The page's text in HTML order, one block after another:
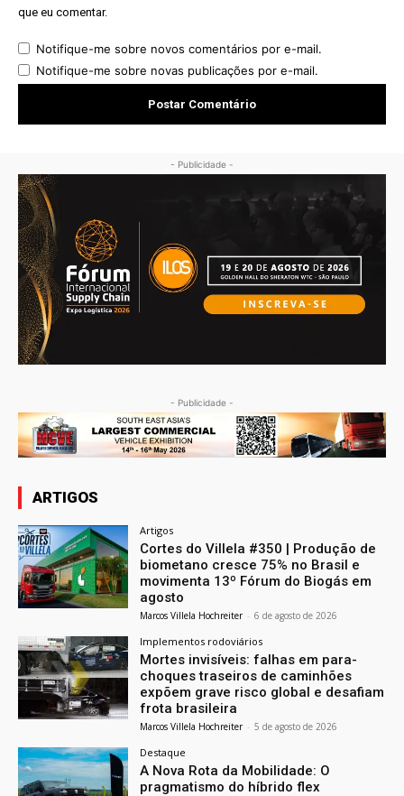
que eu comentar.
Notifique-me sobre novos comentários por e-mail.
Notifique-me sobre novas publicações por e-mail.
- Publicidade -
- Publicidade -
ARTIGOS
Artigos
Cortes do Villela #350 | Produção de
biometano cresce 75% no Brasil e
movimenta 13º Fórum do Biogás em
agosto
Marcos Villela Hochreiter - 6 de agosto de 2026
Implementos rodoviários
Mortes invisíveis: falhas em para-
choques traseiros de caminhões
expõem grave risco global e desafiam
frota brasileira
Marcos Villela Hochreiter - 5 de agosto de 2026
Destaque
A Nova Rota da Mobilidade: O
pragmatismo do híbrido flex